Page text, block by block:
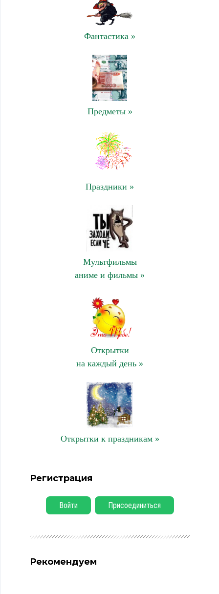
Фантастика »
Предметы »
Праздники »
Мультфильмы
аниме и фильмы »
Открытки
на каждый день »
Открытки к праздникам »
Регистрация
Войти Присоединиться
Рекомендуем